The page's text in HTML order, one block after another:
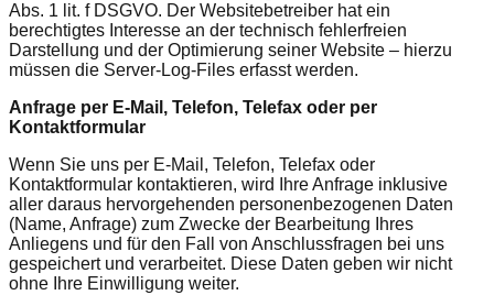
Abs. 1 lit. f DSGVO. Der Websitebetreiber hat ein
berechtigtes Interesse an der technisch fehlerfreien
Darstellung und der Optimierung seiner Website – hierzu
müssen die Server-Log-Files erfasst werden.
Anfrage per E-Mail, Telefon, Telefax oder per
Kontaktformular
Wenn Sie uns per E-Mail, Telefon, Telefax oder
Kontaktformular kontaktieren, wird Ihre Anfrage inklusive
aller daraus hervorgehenden personenbezogenen Daten
(Name, Anfrage) zum Zwecke der Bearbeitung Ihres
Anliegens und für den Fall von Anschlussfragen bei uns
gespeichert und verarbeitet. Diese Daten geben wir nicht
ohne Ihre Einwilligung weiter.